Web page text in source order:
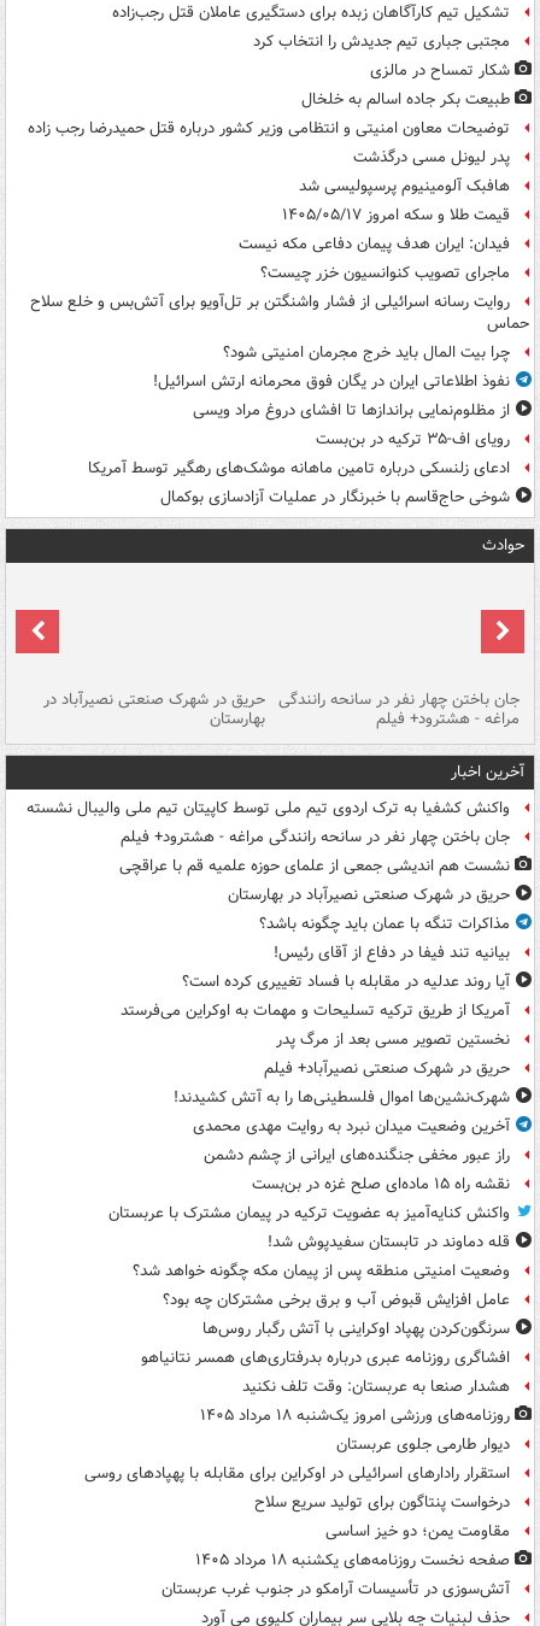
تشکیل تیم کارآگاهان زبده برای دستگیری عاملان قتل رجب‌زاده
مجتبی جباری تیم جدیدش را انتخاب کرد
شکار تمساح در مالزی
طبیعت بکر جاده اسالم به خلخال
توضیحات معاون امنیتی و انتظامی وزیر کشور درباره قتل حمیدرضا رجب زاده
پدر لیونل مسی درگذشت
هافبک آلومینیوم پرسپولیسی شد
قیمت طلا و سکه امروز ۱۴۰۵/۰۵/۱۷
فیدان: ایران هدف پیمان دفاعی مکه نیست
ماجرای تصویب کنوانسیون خزر چیست؟
روایت رسانه اسرائیلی از فشار واشنگتن بر تل‌آویو برای آتش‌بس و خلع سلاح
حماس
چرا بیت المال باید خرج مجرمان امنیتی شود؟
نفوذ اطلاعاتی ایران در یگان فوق محرمانه ارتش اسرائیل!
از مظلوم‌نمایی براندازها تا افشای دروغ مراد ویسی
رویای اف-۳۵ ترکیه در بن‌بست
ادعای زلنسکی درباره تامین ماهانه موشک‌های رهگیر توسط آمریکا
شوخی حاج‌قاسم با خبرنگار در عملیات آزادسازی بوکمال
حوادث
جان باختن چهار نفر در سانحه رانندگی
مراغه - هشترود+ فیلم
حریق در شهرک صنعتی نصیرآباد در
بهارستان
آخرین اخبار
واکنش کشفیا به ترک اردوی تیم ملی توسط کاپیتان تیم ملی والیبال نشسته
جان باختن چهار نفر در سانحه رانندگی مراغه - هشترود+ فیلم
نشست هم اندیشی جمعی از علمای حوزه علمیه قم با عراقچی
حریق در شهرک صنعتی نصیرآباد در بهارستان
مذاکرات تنگه با عمان باید چگونه باشد؟
بیانیه تند فیفا در دفاع از آقای رئیس!
آیا روند عدلیه در مقابله با فساد تغییری کرده است؟
آمریکا از طریق ترکیه تسلیحات و مهمات به اوکراین می‌فرستد
نخستین تصویر مسی بعد از مرگ پدر
حریق در شهرک صنعتی نصیرآباد+ فیلم
شهرک‌نشین‌ها اموال فلسطینی‌ها را به آتش کشیدند!
آخرین وضعیت میدان نبرد به روایت مهدی محمدی
راز عبور مخفی جنگنده‌های ایرانی از چشم دشمن
نقشه راه ۱۵ ماده‌ای صلح غزه در بن‌بست
واکنش کنایه‌آمیز به عضویت ترکیه در پیمان مشترک با عربستان
قله دماوند در تابستان سفیدپوش شد!
وضعیت امنیتی منطقه پس از پیمان مکه چگونه خواهد شد؟
عامل افزایش قبوض آب و برق برخی مشترکان چه بود؟
سرنگون‌کردن پهپاد اوکراینی با آتش رگبار روس‌ها
افشاگری روزنامه عبری درباره بدرفتاری‌های همسر نتانیاهو
هشدار صنعا به عربستان: وقت تلف نکنید
روزنامه‌های ورزشی امروز یک‌شنبه ۱۸ مرداد ۱۴۰۵
دیوار طارمی جلوی عربستان
استقرار رادارهای اسرائیلی در اوکراین برای مقابله با پهپادهای روسی
درخواست پنتاگون برای تولید سریع سلاح
مقاومت یمن؛ دو خیز اساسی
صفحه نخست روزنامه‌های یکشنبه ۱۸ مرداد ۱۴۰۵
آتش‌سوزی در تأسیسات آرامکو در جنوب غرب عربستان
حذف لبنیات چه بلایی سر بیماران کلیوی می آورد